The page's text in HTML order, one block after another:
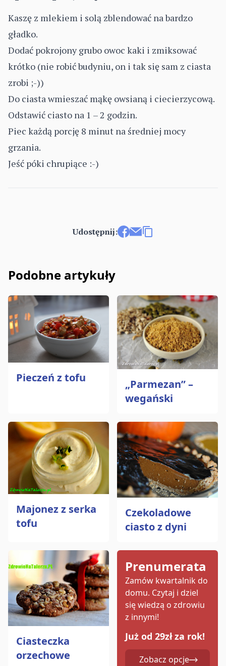
Kaszę z mlekiem i solą zblendować na bardzo
gładko.
Dodać pokrojony grubo owoc kaki i zmiksować
krótko (nie robić budyniu, on i tak się sam z ciasta
zrobi ;-))
Do ciasta wmieszać mąkę owsianą i ciecierzycową.
Odstawić ciasto na 1 – 2 godzin.
Piec każdą porcję 8 minut na średniej mocy
grzania.
Jeść póki chrupiące :-)
Udostępnij:
Podobne artykuły
Pieczeń z tofu
„Parmezan” –
wegański
Majonez z serka
tofu
Czekoladowe
ciasto z dyni
Ciasteczka
orzechowe
Prenumerata
Zamów kwartalnik do
domu. Czytaj i dziel
się wiedzą o zdrowiu
z innymi!
Już od 29zł za rok!
Zobacz opcje